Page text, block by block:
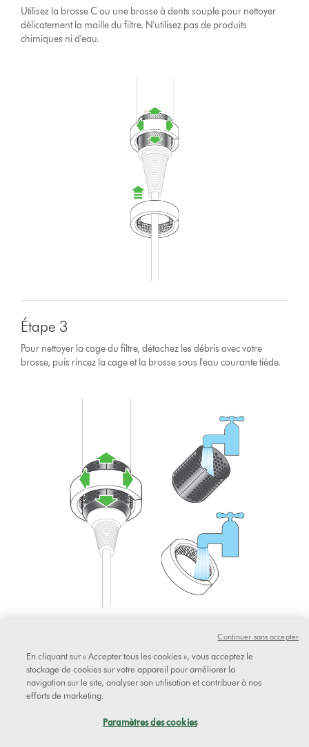
Utilisez la brosse C ou une brosse à dents souple pour nettoyer
délicatement la maille du filtre. N'utilisez pas de produits
chimiques ni d'eau.
Étape 3
Pour nettoyer la cage du filtre, détachez les débris avec votre
brosse, puis rincez la cage et la brosse sous l'eau courante tiède.
Étape 4
Appliquez une noisette de shampooing clarifiant sur la brosse et
utilisez-la pour frotter légèrement la cage du filtre. Rincer pendant
20 secondes, jusqu'à ce que tout le shampooing soit éliminé.
En cliquant sur « Accepter tous les cookies », vous acceptez le
stockage de cookies sur votre appareil pour améliorer la
navigation sur le site, analyser son utilisation et contribuer à nos
efforts de marketing.
Paramètres des cookies
Continuer sans accepter